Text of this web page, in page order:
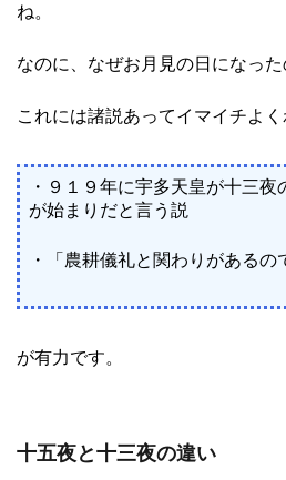
ね。
なのに、なぜお月見の日になった
これには諸説あってイマイチよく
・９１９年に宇多天皇が十三
が始まりだと言う説
・「農耕儀礼と関わりがある
が有力です。
十五夜と十三夜の違い